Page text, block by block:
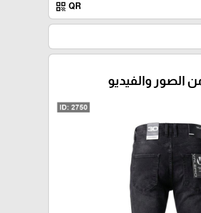
QR
qr_code
الصور والفيديو